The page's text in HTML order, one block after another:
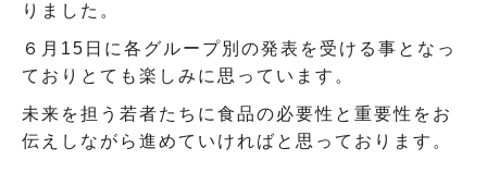
りました。
６月15日に各グループ別の発表を受ける事となっ
ておりとても楽しみに思っています。
未来を担う若者たちに食品の必要性と重要性をお
伝えしながら進めていければと思っております。